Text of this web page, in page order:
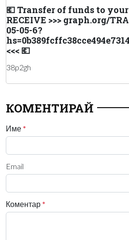
💶 Transfer of funds to
RECEIVE >>> graph.org/
05-05-6?
<<< 💶
38p2gh
КОМЕНТИРАЙ
Име *
Email
Коментар *